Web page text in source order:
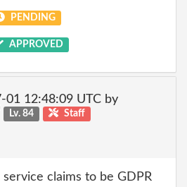
PENDING
APPROVED
01 12:48:09 UTC by
Lv. 84 Staff
service claims to be GDPR